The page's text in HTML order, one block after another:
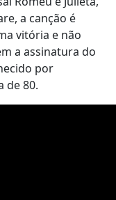
a canção é
vitória e não
a assinatura do
por
de 80.